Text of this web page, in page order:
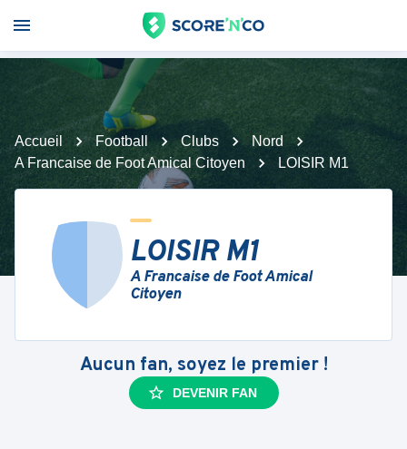
Accueil Football Clubs
Nord
A Francaise de Foot Amical Citoyen
LOISIR M1
LOISIR M1
A Francaise de Foot Amical
Citoyen
Aucun fan, soyez le premier !
DEVENIR FAN